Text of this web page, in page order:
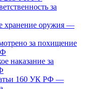
за
хранение оружия —
за похищение
наказание за
160 УК РФ —